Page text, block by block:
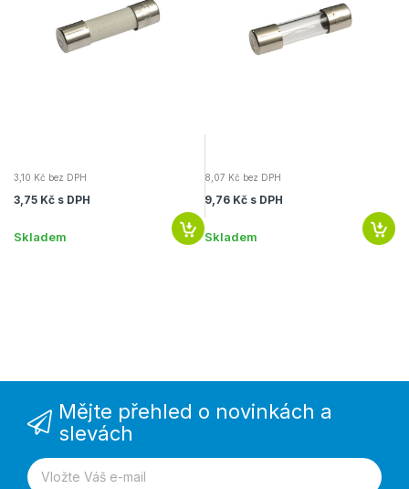
3,10 Kč bez DPH
3,75 Kč s DPH
Skladem
8,07 Kč bez DPH
9,76 Kč s DPH
Skladem
Mějte přehled o novinkách a
slevách